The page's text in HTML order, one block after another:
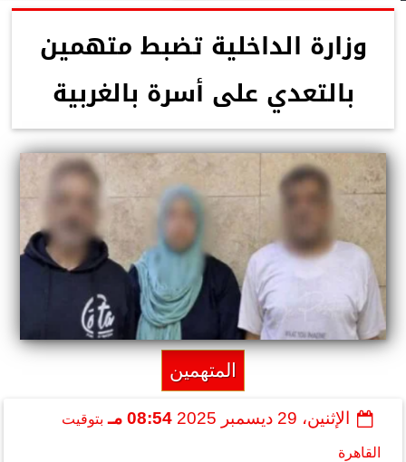
وزارة الداخلية تضبط متهمين
بالتعدي على أسرة بالغربية
المتهمين
الإثنين، 29 ديسمبر 2025 08:54 مـ بتوقيت
القاهرة